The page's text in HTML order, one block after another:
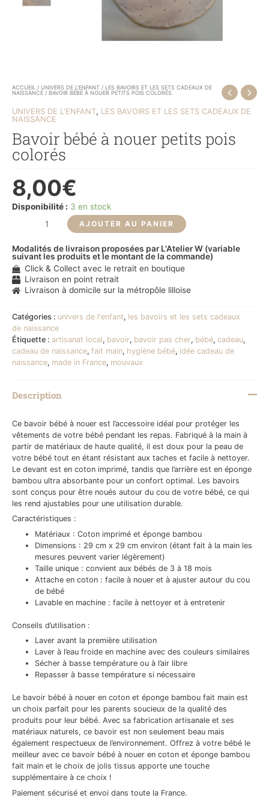
ACCUEIL / UNIVERS DE L'ENFANT / LES BAVOIRS ET LES SETS CADEAUX DE
NAISSANCE / BAVOIR BÉBÉ À NOUER PETITS POIS COLORÉS
UNIVERS DE L'ENFANT, LES BAVOIRS ET LES SETS CADEAUX DE
NAISSANCE
Bavoir bébé à nouer petits pois
colorés
8,00€
Disponibilité : 3 en stock
AJOUTER AU PANIER
Modalités de livraison proposées par L'Atelier W (variable
suivant les produits et le montant de la commande)
Click & Collect avec le retrait en boutique
Livraison en point retrait
Livraison à domicile sur la métropôle lilloise
Catégories : univers de l'enfant, les bavoirs et les sets cadeaux
de naissance
Étiquette : artisanat local, bavoir, bavoir pas cher, bébé, cadeau,
cadeau de naissance, fait main, hygiène bébé, idée cadeau de
naissance, made in France, mouvaux
Description
Ce bavoir bébé à nouer est l’accessoire idéal pour protéger les
vêtements de votre bébé pendant les repas. Fabriqué à la main à
partir de matériaux de haute qualité, il est doux pour la peau de
votre bébé tout en étant résistant aux taches et facile à nettoyer.
Le devant est en coton imprimé, tandis que l’arrière est en éponge
bambou ultra absorbante pour un confort optimal. Les bavoirs
sont conçus pour être noués autour du cou de votre bébé, ce qui
les rend ajustables pour une utilisation durable.
Caractéristiques :
Matériaux : Coton imprimé et éponge bambou
Dimensions : 29 cm x 29 cm environ (étant fait à la main les
mesures peuvent varier légèrement)
Taille unique : convient aux bébés de 3 à 18 mois
Attache en coton : facile à nouer et à ajuster autour du cou
de bébé
Lavable en machine : facile à nettoyer et à entretenir
Conseils d’utilisation :
Laver avant la première utilisation
Laver à l’eau froide en machine avec des couleurs similaires
Sécher à basse température ou à l’air libre
Repasser à basse température si nécessaire
Le bavoir bébé à nouer en coton et éponge bambou fait main est
un choix parfait pour les parents soucieux de la qualité des
produits pour leur bébé. Avec sa fabrication artisanale et ses
matériaux naturels, ce bavoir est non seulement beau mais
également respectueux de l’environnement. Offrez à votre bébé le
meilleur avec ce bavoir bébé à nouer en coton et éponge bambou
fait main et le choix de jolis tissus apporte une touche
supplémentaire à ce choix !
Paiement sécurisé et envoi dans toute la France.